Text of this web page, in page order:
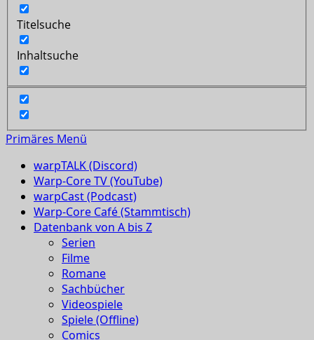
Titelsuche
Inhaltsuche
Primäres Menü
warpTALK (Discord)
Warp-Core TV (YouTube)
warpCast (Podcast)
Warp-Core Café (Stammtisch)
Datenbank von A bis Z
Serien
Filme
Romane
Sachbücher
Videospiele
Spiele (Offline)
Comics